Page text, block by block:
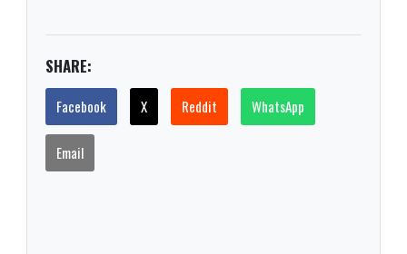
SHARE:
Facebook X Reddit WhatsApp
Email